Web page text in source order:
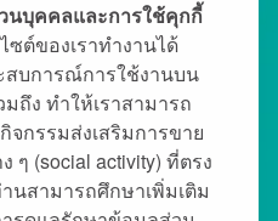
นบุคคลและการใช้คุกกี้
ซต์ของเราทำงานได้
สบการณ์การใช้งานบน
ถึง ทำให้เราสามารถ
กรรมส่งเสริมการขาย
ๆ (social activity) ที่ตรง
นสามารถศึกษาเพิ่มเติม